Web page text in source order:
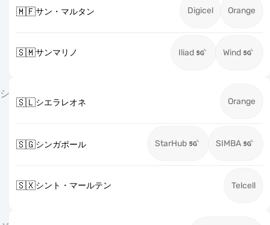
🇲🇫サン・マルタン Digicel Orange
🇸🇲サンマリノ Iliad Wind
シ
🇸🇱シエラレオネ Orange
🇸🇬シンガポール StarHub SIMBA
🇸🇽シント・マールテン Telcell